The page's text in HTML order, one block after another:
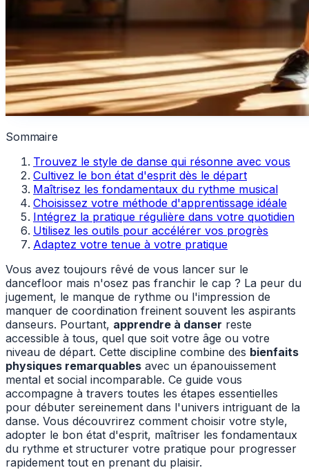
Sommaire
Trouvez le style de danse qui résonne avec vous
Cultivez le bon état d'esprit dès le départ
Maîtrisez les fondamentaux du rythme musical
Choisissez votre méthode d'apprentissage idéale
Intégrez la pratique régulière dans votre quotidien
Utilisez les outils pour accélérer vos progrès
Adaptez votre tenue à votre pratique
Vous avez toujours rêvé de vous lancer sur le
dancefloor mais n'osez pas franchir le cap ? La peur du
jugement, le manque de rythme ou l'impression de
manquer de coordination freinent souvent les aspirants
danseurs. Pourtant, apprendre à danser reste
accessible à tous, quel que soit votre âge ou votre
niveau de départ. Cette discipline combine des bienfaits
physiques remarquables avec un épanouissement
mental et social incomparable. Ce guide vous
accompagne à travers toutes les étapes essentielles
pour débuter sereinement dans l'univers intriguant de la
danse. Vous découvrirez comment choisir votre style,
adopter le bon état d'esprit, maîtriser les fondamentaux
du rythme et structurer votre pratique pour progresser
rapidement tout en prenant du plaisir.